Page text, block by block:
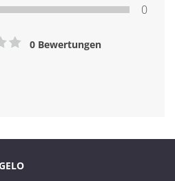
0
0 Bewertungen